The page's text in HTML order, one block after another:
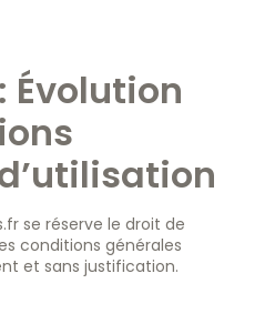
: Évolution
se réserve le droit de
conditions générales
et sans justification.